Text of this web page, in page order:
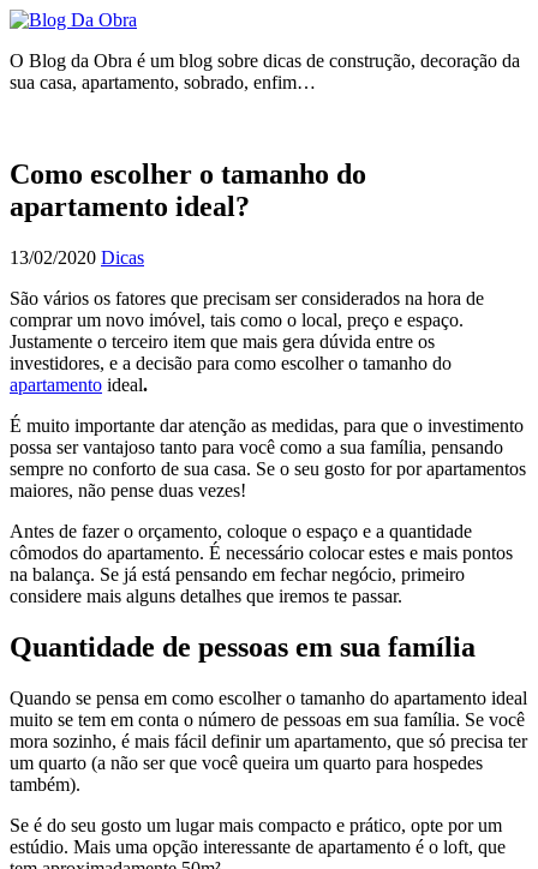
O Blog da Obra é um blog sobre dicas de construção, decoração da
sua casa, apartamento, sobrado, enfim…
Como escolher o tamanho do
apartamento ideal?
13/02/2020 Dicas
São vários os fatores que precisam ser considerados na hora de
comprar um novo imóvel, tais como o local, preço e espaço.
Justamente o terceiro item que mais gera dúvida entre os
investidores, e a decisão para como escolher o tamanho do
apartamento ideal.
É muito importante dar atenção as medidas, para que o investimento
possa ser vantajoso tanto para você como a sua família, pensando
sempre no conforto de sua casa. Se o seu gosto for por apartamentos
maiores, não pense duas vezes!
Antes de fazer o orçamento, coloque o espaço e a quantidade
cômodos do apartamento. É necessário colocar estes e mais pontos
na balança. Se já está pensando em fechar negócio, primeiro
considere mais alguns detalhes que iremos te passar.
Quantidade de pessoas em sua família
Quando se pensa em como escolher o tamanho do apartamento ideal
muito se tem em conta o número de pessoas em sua família. Se você
mora sozinho, é mais fácil definir um apartamento, que só precisa ter
um quarto (a não ser que você queira um quarto para hospedes
também).
Se é do seu gosto um lugar mais compacto e prático, opte por um
estúdio. Mais uma opção interessante de apartamento é o loft, que